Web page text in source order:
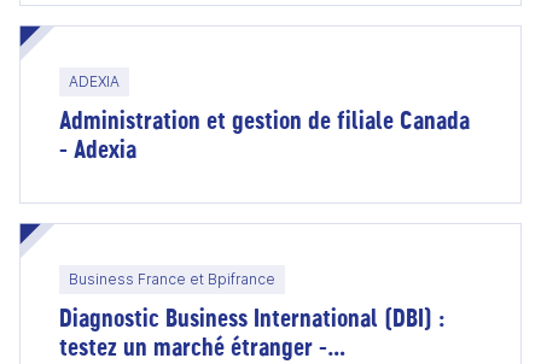
ADEXIA
Administration et gestion de filiale Canada
- Adexia
Business France et Bpifrance
Diagnostic Business International (DBI) :
testez un marché étranger -